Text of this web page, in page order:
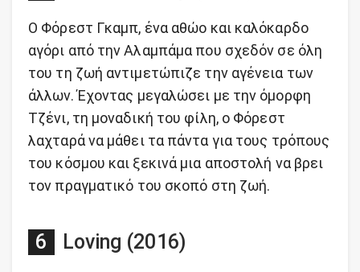
Ο Φόρεστ Γκαμπ, ένα αθώο και καλόκαρδο
αγόρι από την Αλαμπάμα που σχεδόν σε όλη
του τη ζωή αντιμετώπιζε την αγένεια των
άλλων. Έχοντας μεγαλώσει με την όμορφη
Τζένι, τη μοναδική του φίλη, ο Φόρεστ
λαχταρά να μάθει τα πάντα για τους τρόπους
του κόσμου και ξεκινά μια αποστολή να βρει
τον πραγματικό του σκοπό στη ζωή.
Loving (2016)